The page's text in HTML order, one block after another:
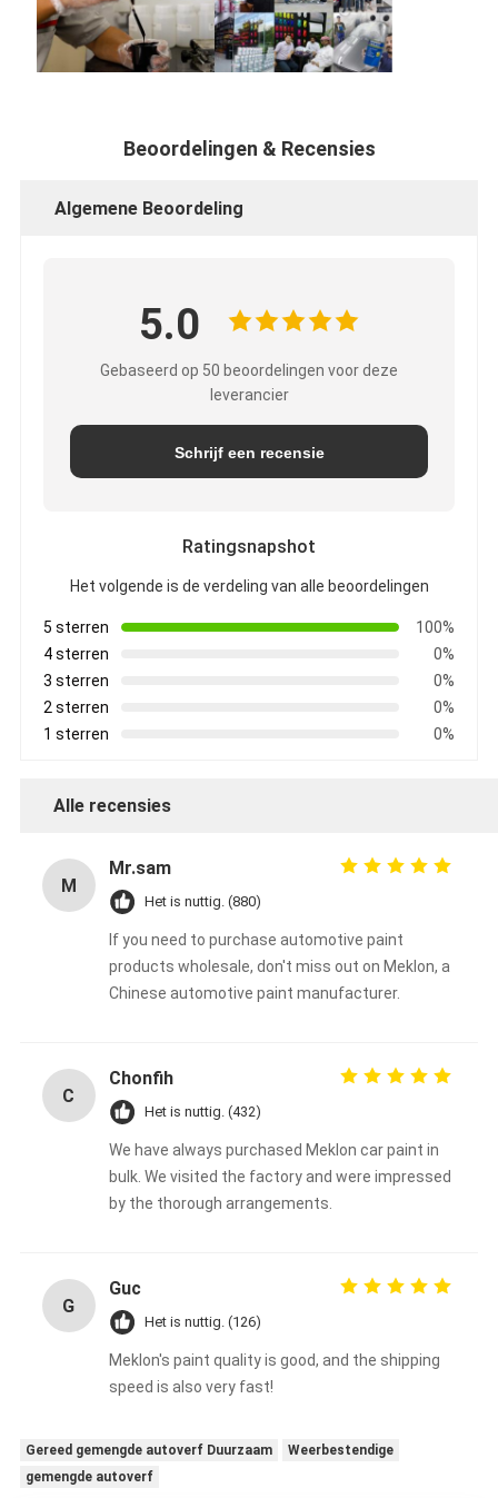
Beoordelingen & Recensies
Algemene Beoordeling
5.0
Gebaseerd op 50 beoordelingen voor deze
leverancier
Schrijf een recensie
Ratingsnapshot
Het volgende is de verdeling van alle beoordelingen
5 sterren
100%
4 sterren
0%
3 sterren
0%
2 sterren
0%
1 sterren
0%
Alle recensies
M
Mr.sam
Het is nuttig. (880)
If you need to purchase automotive paint
products wholesale, don't miss out on Meklon, a
Chinese automotive paint manufacturer.
C
Chonfih
Het is nuttig. (432)
We have always purchased Meklon car paint in
bulk. We visited the factory and were impressed
by the thorough arrangements.
G
Guc
Het is nuttig. (126)
Meklon's paint quality is good, and the shipping
speed is also very fast!
Gereed gemengde autoverf Duurzaam
Weerbestendige
gemengde autoverf